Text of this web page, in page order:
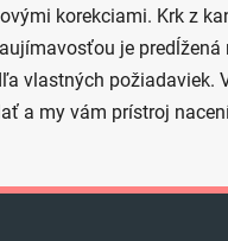
korekciami. Krk z
je
vlastných požiadaviek.
a my vám prístroj